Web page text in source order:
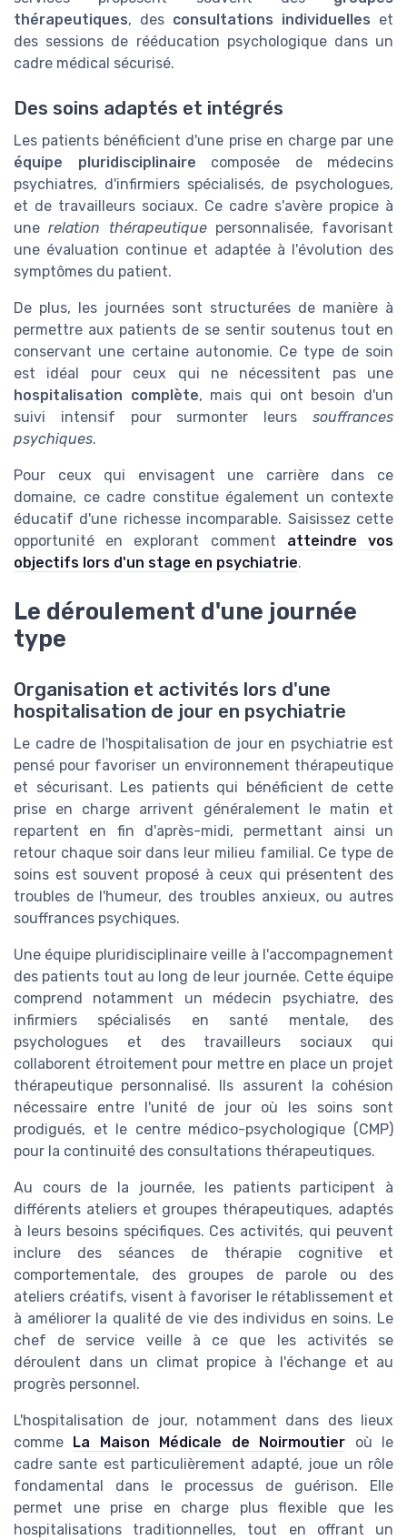
thérapeutiques, des consultations individuelles et
des sessions de rééducation psychologique dans un
cadre médical sécurisé.
Des soins adaptés et intégrés
Les patients bénéficient d'une prise en charge par une
équipe pluridisciplinaire composée de médecins
psychiatres, d'infirmiers spécialisés, de psychologues,
et de travailleurs sociaux. Ce cadre s'avère propice à
unerelation thérapeutiquepersonnalisée, favorisant
une évaluation continue et adaptée à l'évolution des
symptômes du patient.
De plus, les journées sont structurées de manière à
permettre aux patients de se sentir soutenus tout en
conservant une certaine autonomie. Ce type de soin
est idéal pour ceux qui ne nécessitent pas une
hospitalisation complète, mais qui ont besoin d'un
suivi intensif pour surmonter leurs souffrances
psychiques.
Pour ceux qui envisagent une carrière dans ce
domaine, ce cadre constitue également un contexte
éducatif d'une richesse incomparable. Saisissez cette
opportunité en explorant comment atteindre vos
objectifs lors d'un stage en psychiatrie.
Le déroulement d'une journée
type
Organisation et activités lors d'une
hospitalisation de jour en psychiatrie
Le cadre de l'hospitalisation de jour en psychiatrie est
pensé pour favoriser un environnement thérapeutique
et sécurisant. Les patients qui bénéficient de cette
prise en charge arrivent généralement le matin et
repartent en fin d'après-midi, permettant ainsi un
retour chaque soir dans leur milieu familial. Ce type de
soins est souvent proposé à ceux qui présentent des
troubles de l'humeur, des troubles anxieux, ou autres
souffrances psychiques.
Une équipe pluridisciplinaire veille à l'accompagnement
des patients tout au long de leur journée. Cette équipe
comprend notamment un médecin psychiatre, des
infirmiers spécialisés en santé mentale, des
psychologues et des travailleurs sociaux qui
collaborent étroitement pour mettre en place un projet
thérapeutique personnalisé. Ils assurent la cohésion
nécessaire entre l'unité de jour où les soins sont
prodigués, et le centre médico-psychologique (CMP)
pour la continuité des consultations thérapeutiques.
Au cours de la journée, les patients participent à
différents ateliers et groupes thérapeutiques, adaptés
à leurs besoins spécifiques. Ces activités, qui peuvent
inclure des séances de thérapie cognitive et
comportementale, des groupes de parole ou des
ateliers créatifs, visent à favoriser le rétablissement et
à améliorer la qualité de vie des individus en soins. Le
chef de service veille à ce que les activités se
déroulent dans un climat propice à l'échange et au
progrès personnel.
L'hospitalisation de jour, notamment dans des lieux
comme La Maison Médicale de Noirmoutier où le
cadre sante est particulièrement adapté, joue un rôle
fondamental dans le processus de guérison. Elle
permet une prise en charge plus flexible que les
hospitalisations traditionnelles, tout en offrant un